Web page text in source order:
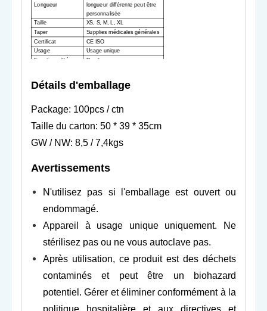
Longueur
longueur différente peut être
personnalisée
Taille
XS, S, M, L, XL
Taper
Supplies médicales générales
Certificat
CE ISO
Usage
Usage unique
Fonctionnalité
De pli
conservation
5 ans
Détails d'emballage
Package: 100pcs / ctn
Taille du carton: 50 * 39 * 35cm
GW / NW: 8,5 / 7,4kgs
Avertissements
N'utilisez pas si l'emballage est ouvert ou
endommagé.
Appareil à usage unique uniquement. Ne
stérilisez pas ou ne vous autoclave pas.
Après utilisation, ce produit est des déchets
contaminés et peut être un biohazard
potentiel. Gérer et éliminer conformément à la
politique hospitalière et aux directives et